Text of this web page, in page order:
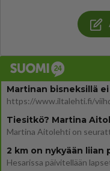
Martinan bisneksillä
2 km on nykyään liian